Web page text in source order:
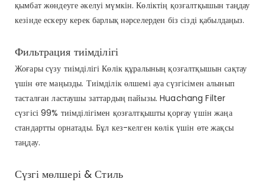
қымбат жөндеуге әкелуі мүмкін. Көліктің қозғалтқышын таңдау
кезінде ескеру керек барлық нәрселерден біз сізді қабылдаңыз.
Фильтрация тиімділігі
Жоғары сүзу тиімділігі Көлік құралының қозғалтқышын сақтау
үшін өте маңызды. Тиімділік өлшемі ауа сүзгісімен алынып
тасталған ластаушы заттардың пайызы. Huachang Filter
сүзгісі 99% тиімділігімен қозғалтқышты қорғау үшін жаңа
стандартты орнатады. Бұл кез-келген көлік үшін өте жақсы
таңдау.
Сүзгі мөлшері & Стиль